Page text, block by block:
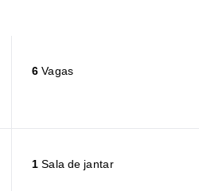
6 Vagas
1 Sala de jantar